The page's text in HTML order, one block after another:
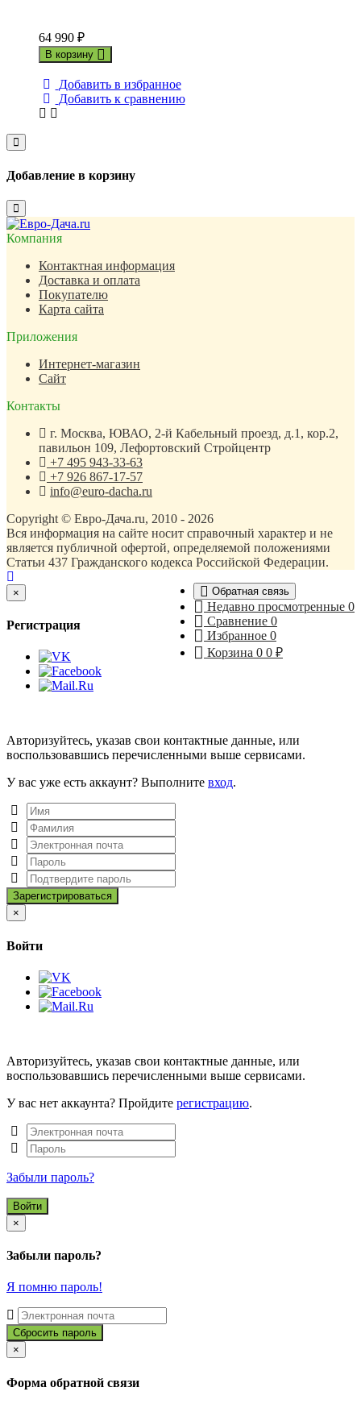
64 990 ₽
В корзину
Добавить в избранное
Добавить к сравнению
Добавление в корзину
Компания
Контактная информация
Доставка и оплата
Покупателю
Карта сайта
Приложения
Интернет-магазин
Сайт
Контакты
г. Москва, ЮВАО, 2-й Кабельный проезд, д.1, кор.2,
павильон 109, Лефортовский Стройцентр
+7 495 943-33-63
+7 926 867-17-57
info@euro-dacha.ru
Copyright © Евро-Дача.ru, 2010 - 2026
Вся информация на сайте носит справочный характер и не
является публичной офертой, определяемой положениями
Статьи 437 Гражданского кодекса Российской Федерации.
Обратная связь
Недавно просмотренные 0
Сравнение 0
Избранное 0
Корзина 0 0 ₽
×
Регистрация
Авторизуйтесь, указав свои контактные данные, или
воспользовавшись перечисленными выше сервисами.
У вас уже есть аккаунт? Выполните вход.
×
Войти
Авторизуйтесь, указав свои контактные данные, или
воспользовавшись перечисленными выше сервисами.
У вас нет аккаунта? Пройдите регистрацию.
Забыли пароль?
×
Забыли пароль?
Я помню пароль!
×
Форма обратной связи